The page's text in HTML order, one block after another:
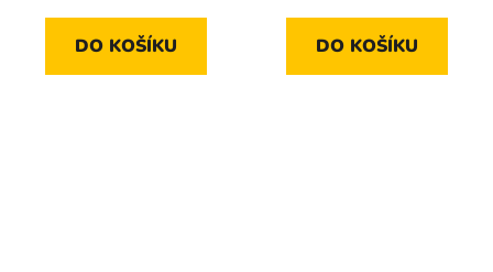
DO KOŠÍKU DO KOŠÍKU